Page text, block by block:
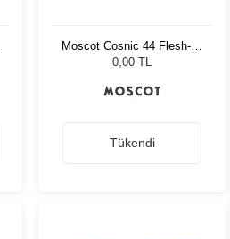
Moscot Cosnic 44 Flesh-D.
Brown/Gold G15 Pln
0,00 TL
Tükendi